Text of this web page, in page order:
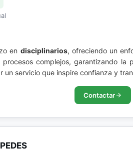
en disciplinarios, ofreciendo un
complejos, garantizando
servicio que inspire confianza y
Contactar